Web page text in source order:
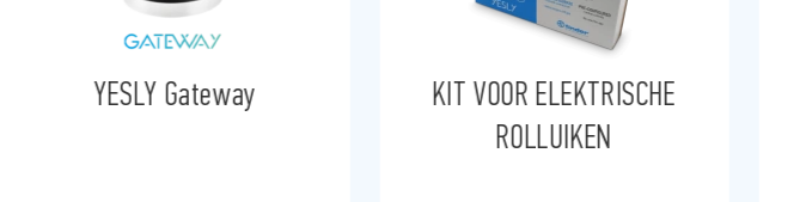
YESLY Gateway
KIT VOOR ELEKTRISCHE
ROLLUIKEN